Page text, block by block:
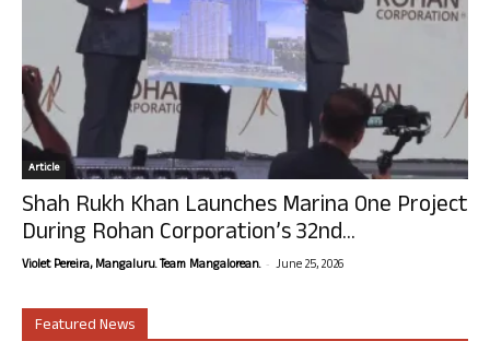
Article
Shah Rukh Khan Launches Marina One Project
During Rohan Corporation’s 32nd...
Violet Pereira, Mangaluru. Team Mangalorean. - June 25, 2026
Featured News